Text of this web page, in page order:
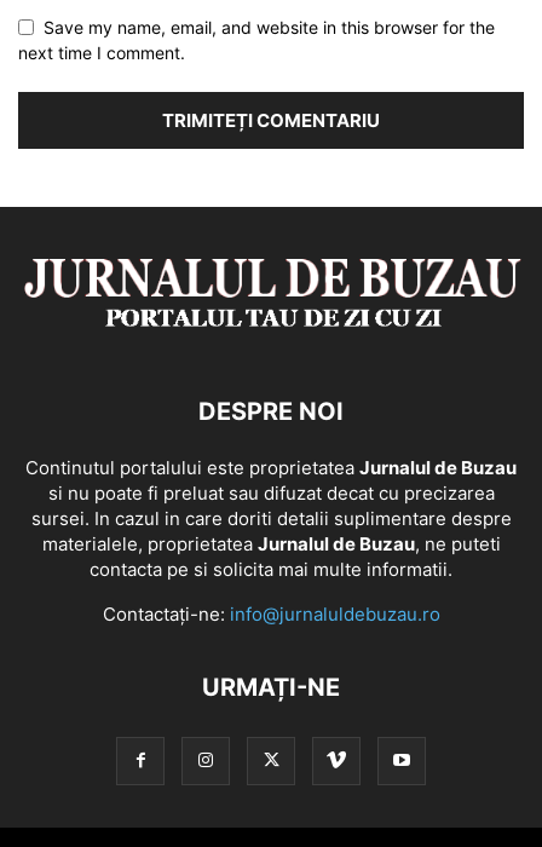
Save my name, email, and website in this browser for the
next time I comment.
DESPRE NOI
Continutul portalului este proprietatea Jurnalul de Buzau
si nu poate fi preluat sau difuzat decat cu precizarea
sursei. In cazul in care doriti detalii suplimentare despre
materialele, proprietatea Jurnalul de Buzau, ne puteti
contacta pe si solicita mai multe informatii.
Contactați-ne: info@jurnaluldebuzau.ro
URMAȚI-NE